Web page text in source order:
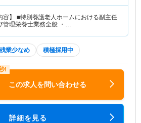
容】 ■特別養護老人ホームにおける副主任
管理栄養士業務全般 ・…
残業少なめ 積極採用中
この求人を問い合わせる
詳細を見る